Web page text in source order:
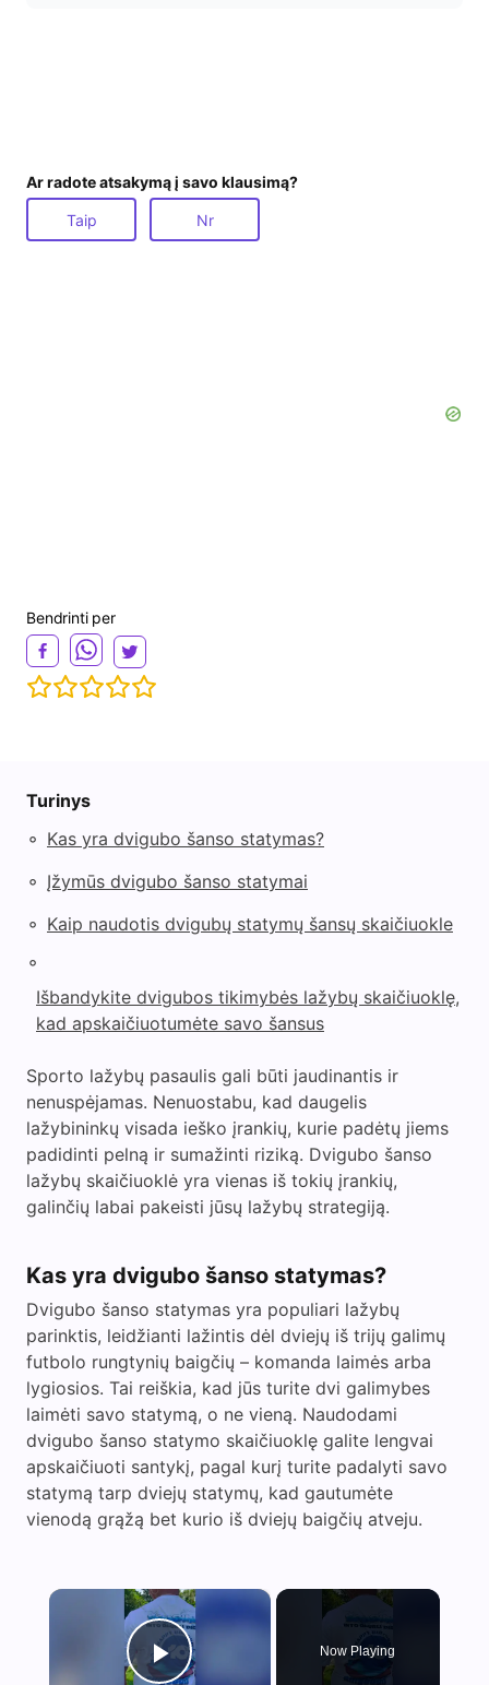
Ar radote atsakymą į savo klausimą?
Taip Nr
Bendrinti per
Turinys
◦ Kas yra dvigubo šanso statymas?
◦ Įžymūs dvigubo šanso statymai
◦ Kaip naudotis dvigubų statymų šansų skaičiuokle
◦
Išbandykite dvigubos tikimybės lažybų skaičiuoklę,
kad apskaičiuotumėte savo šansus
Sporto lažybų pasaulis gali būti jaudinantis ir
nenuspėjamas. Nenuostabu, kad daugelis
lažybininkų visada ieško įrankių, kurie padėtų jiems
padidinti pelną ir sumažinti riziką. Dvigubo šanso
lažybų skaičiuoklė yra vienas iš tokių įrankių,
galinčių labai pakeisti jūsų lažybų strategiją.
Kas yra dvigubo šanso statymas?
Dvigubo šanso statymas yra populiari lažybų
parinktis, leidžianti lažintis dėl dviejų iš trijų galimų
futbolo rungtynių baigčių – komanda laimės arba
lygiosios. Tai reiškia, kad jūs turite dvi galimybes
laimėti savo statymą, o ne vieną. Naudodami
dvigubo šanso statymo skaičiuoklę galite lengvai
apskaičiuoti santykį, pagal kurį turite padalyti savo
statymą tarp dviejų statymų, kad gautumėte
vienodą grąžą bet kurio iš dviejų baigčių atveju.
×
Now Playing